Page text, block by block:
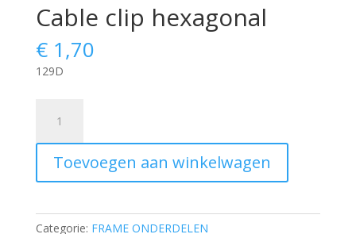
Cable clip hexagonal
€1,70
129D
hexagonal
aantalToevoegen aan winkelwagen
Categorie: FRAME ONDERDELEN